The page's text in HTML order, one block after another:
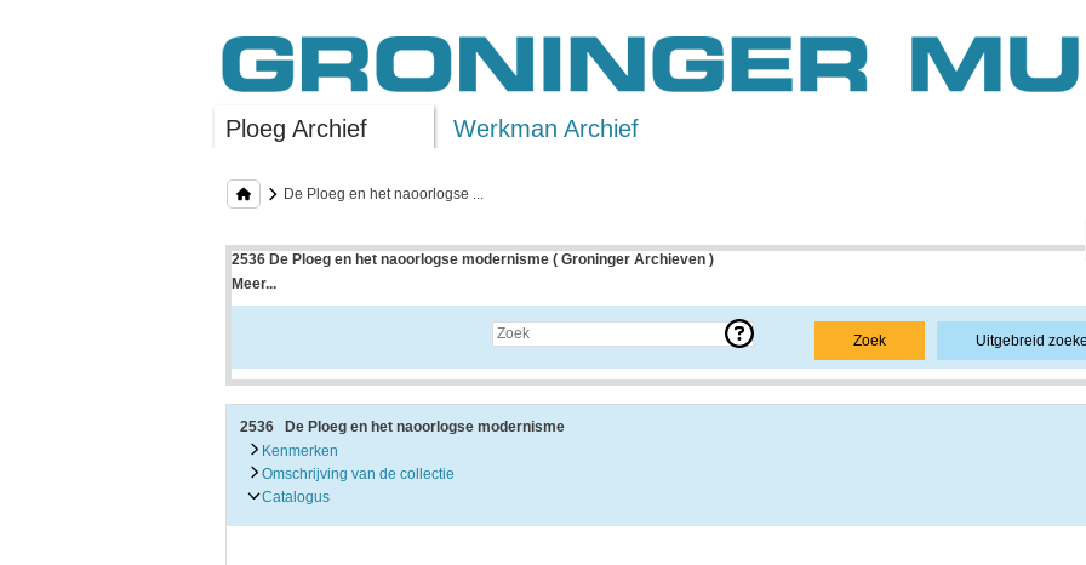
Ploeg Archief Werkman Archief
De Ploeg en het naoorlogse ...
2536 De Ploeg en het naoorlogse modernisme ( Groninger Archieven )
Meer...
Uitleg bij archieftoegang
Een archieftoegang geeft uitgebreide informatie over een bepaald archief.
• Kenmerken van het archief
• Inleiding op het archief
• Inventaris of plaatsingslijst
• Eventueel bijlagen
De kenmerken van het archief zijn o.m. de omvang, vindplaats, beschikbaarheid, openbaarheid en andere.
De inleiding op het archief bevat interessante informatie over de geschiedenis van het archief, achtergronden van de
bevatten.
Zoek Uitgebreid
2536 De Ploeg en het naoorlogse modernisme
Kenmerken
Omschrijving van de collectie
Catalogus